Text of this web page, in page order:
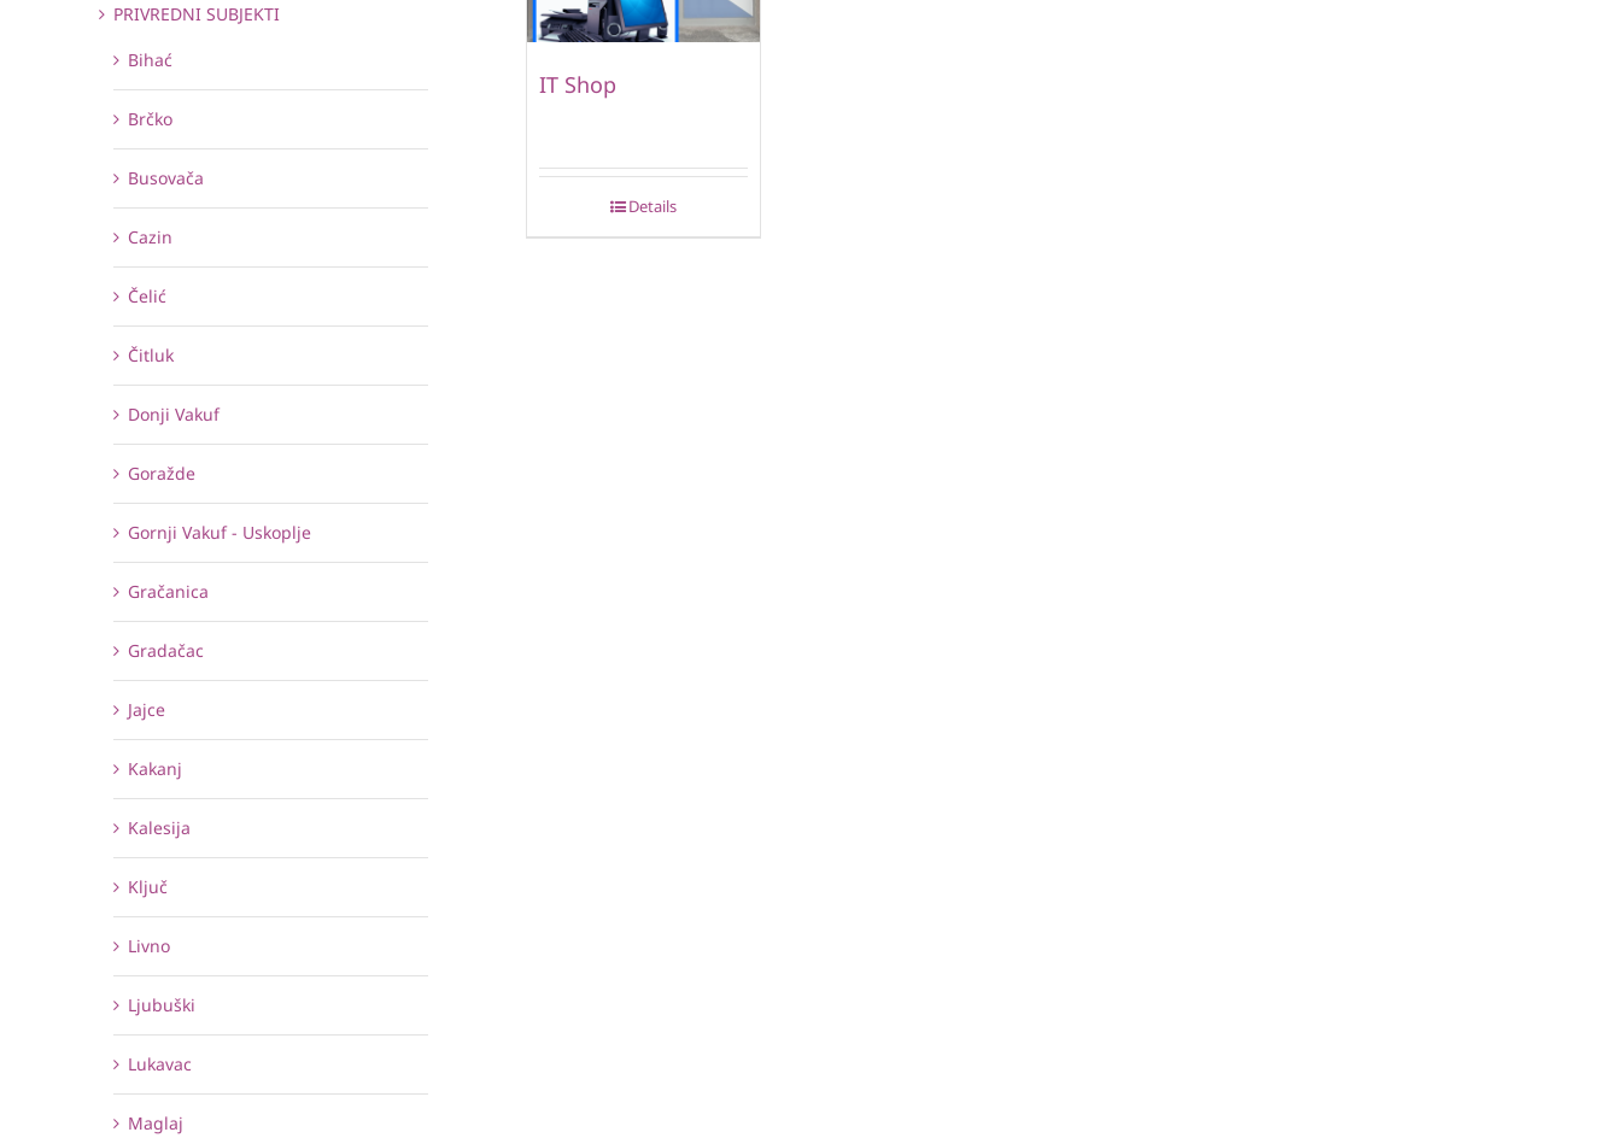
IT Shop
Details
PRIVREDNI SUBJEKTI
Bihać
Brčko
Busovača
Cazin
Čelić
Čitluk
Donji Vakuf
Goražde
Gornji Vakuf - Uskoplje
Gračanica
Gradačac
Jajce
Kakanj
Kalesija
Ključ
Livno
Ljubuški
Lukavac
Maglaj